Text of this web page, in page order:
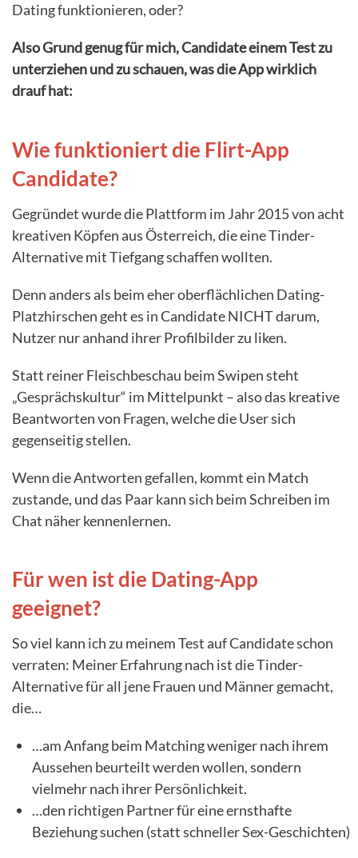
Dating funktionieren, oder?
Also Grund genug für mich, Candidate einem Test zu
unterziehen und zu schauen, was die App wirklich
drauf hat:
Wie funktioniert die Flirt-App
Candidate?
Gegründet wurde die Plattform im Jahr 2015 von acht
kreativen Köpfen aus Österreich, die eine Tinder-
Alternative mit Tiefgang schaffen wollten.
Denn anders als beim eher oberflächlichen Dating-
Platzhirschen geht es in Candidate NICHT darum,
Nutzer nur anhand ihrer Profilbilder zu liken.
Statt reiner Fleischbeschau beim Swipen steht
„Gesprächskultur“ im Mittelpunkt – also das kreative
Beantworten von Fragen, welche die User sich
gegenseitig stellen.
Wenn die Antworten gefallen, kommt ein Match
zustande, und das Paar kann sich beim Schreiben im
Chat näher kennenlernen.
Für wen ist die Dating-App
geeignet?
So viel kann ich zu meinem Test auf Candidate schon
verraten: Meiner Erfahrung nach ist die Tinder-
Alternative für all jene Frauen und Männer gemacht,
die…
…am Anfang beim Matching weniger nach ihrem
Aussehen beurteilt werden wollen, sondern
vielmehr nach ihrer Persönlichkeit.
…den richtigen Partner für eine ernsthafte
Beziehung suchen (statt schneller Sex-Geschichten)